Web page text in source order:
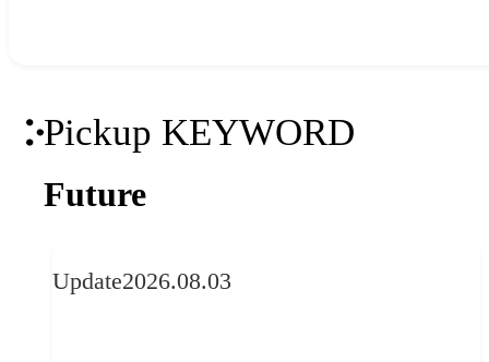
Pickup KEYWORD
Future
Update2026.08.03